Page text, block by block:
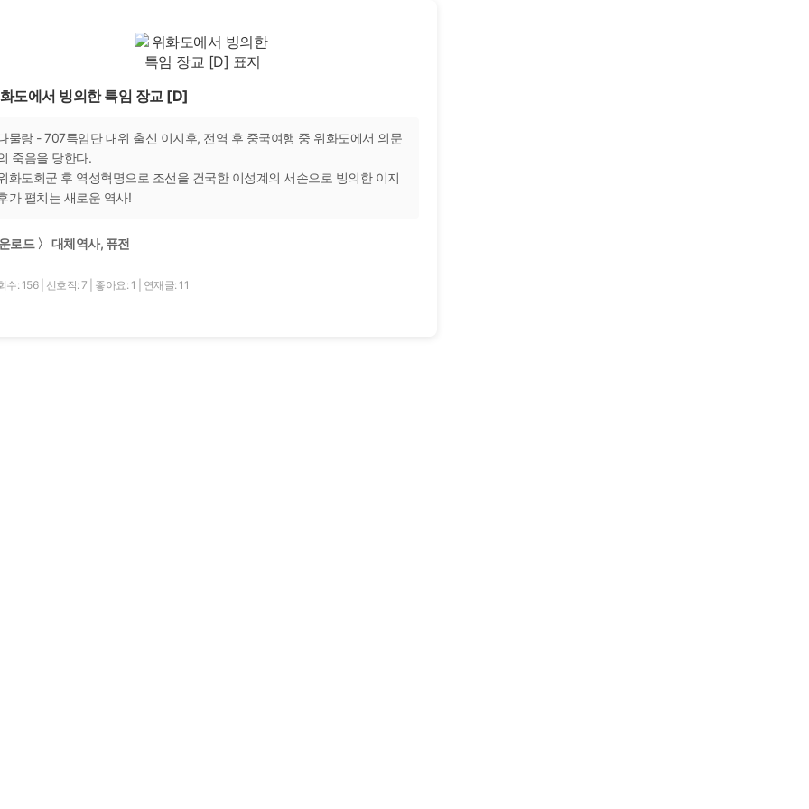
도에서 빙의한 특임 장교 [D]
물랑 - 707특임단 대위 출신 이지후, 전역 후 중국여행 중 위화도에서 의문
죽음을 당한다.
화도회군 후 역성혁명으로 조선을 건국한 이성계의 서손으로 빙의한 이지
가 펼치는 새로운 역사!
로드 〉 대체역사, 퓨전
수: 156 선호작: 7 좋아요: 1 연재글: 11